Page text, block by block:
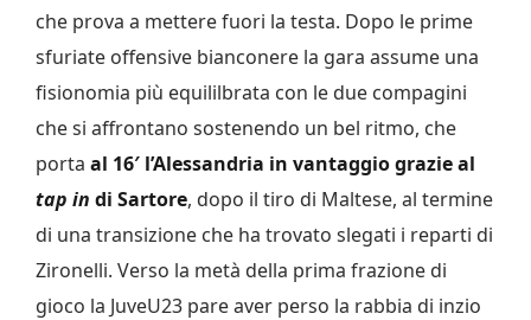
che prova a mettere fuori la testa. Dopo le prime
sfuriate offensive bianconere la gara assume una
fisionomia più equililbrata con le due compagini
che si affrontano sostenendo un bel ritmo, che
porta al 16′ l’Alessandria in vantaggio grazie al
tap in di Sartore, dopo il tiro di Maltese, al termine
di una transizione che ha trovato slegati i reparti di
Zironelli. Verso la metà della prima frazione di
gioco la JuveU23 pare aver perso la rabbia di inzio